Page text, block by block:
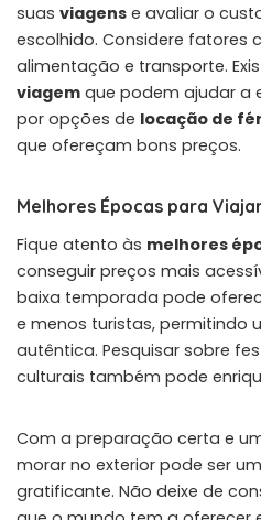
suas viagens e avaliar o
escolhido. Considere fatores
alimentação e transporte.
viagem que podem ajudar a
por opções de locação de
que ofereçam bons preços.
Melhores Épocas para
Fique atento às melhores
conseguir preços mais
baixa temporada pode
e menos turistas, permitindo
autêntica. Pesquisar sobre
culturais também pode
Com a preparação certa e
morar no exterior pode ser
gratificante. Não deixe de